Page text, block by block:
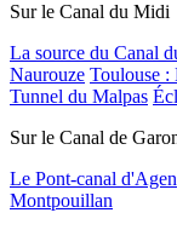
Sur le Canal du Midi
La source du Canal
Naurouze Toulouse :
Tunnel du Malpas
Sur le Canal de
Le Pont-canal d'Agen
Montpouillan